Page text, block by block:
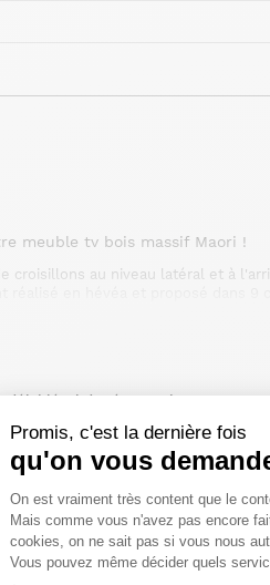
Promis, c'est la dernière fois
qu'on vous
Plateforme de
On est vraiment très content que le
Mais comme vous n'avez pas encore
cookies, on ne sait pas si vous nous
Vous pouvez même décider quels
meuble tv bois massif Maori !
croisillons au niveau latéral et à
asiatique. Découvrez l'ensemble
délai légal de rétractation.